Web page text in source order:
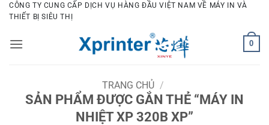
Bỏ
qua
dung
CÔNG TY CUNG CẤP DỊCH VỤ HÀNG ĐẦU VIỆT NAM VỀ MÁY IN VÀ
THIẾT BỊ SIÊU THỊ
0
TRANG CHỦ /
SẢN PHẨM ĐƯỢC GẮN THẺ “MÁY IN
NHIỆT XP 320B XP”